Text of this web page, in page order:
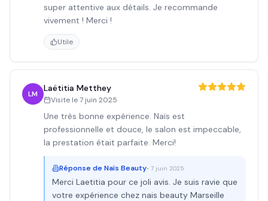
super attentive aux détails. Je recommande
vivement ! Merci !
Utile
LM
Laëtitia Metthey
Visite le7 juin 2025
Une très bonne expérience. Naïs est
professionnelle et douce, le salon est impeccable,
la prestation était parfaite. Merci!
Réponse de Naïs Beauty• 7 juin 2025
Merci Laetitia pour ce joli avis. Je suis ravie que
votre expérience chez nais beauty Marseille